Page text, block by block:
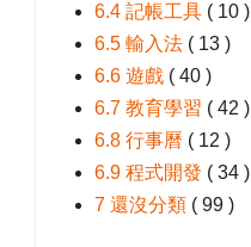
6.4 記帳工具 ( 10 )
6.5 輸入法 ( 13 )
6.6 遊戲 ( 40 )
6.7 教育學習 ( 42 )
6.8 行事曆 ( 12 )
6.9 程式開發 ( 34 )
7 還沒分類 ( 99 )